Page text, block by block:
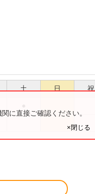
土 日 祝
に直接ご確認ください。
×閉じる